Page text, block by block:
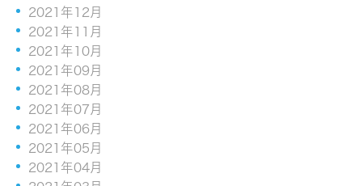
2021年12月
2021年11月
2021年10月
2021年09月
2021年08月
2021年07月
2021年06月
2021年05月
2021年04月